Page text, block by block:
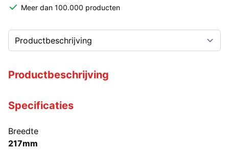
Meer dan 100.000 producten
Productbeschrijving
Specificaties
Breedte
217mm